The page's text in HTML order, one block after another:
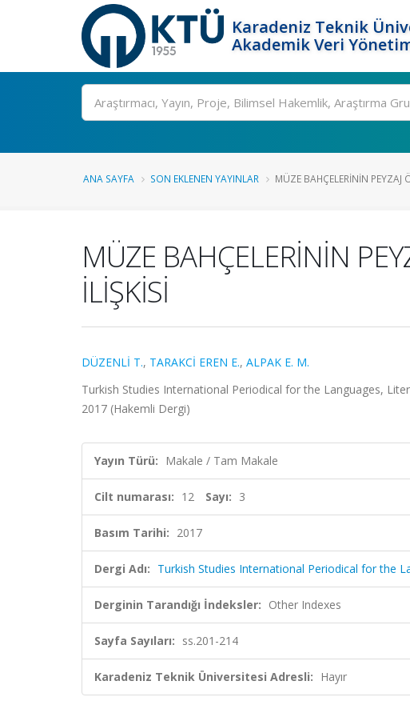
Karadeniz Teknik
Akademik Veri
Ara
ANA SAYFA SON EKLENEN YAYINLAR MÜZE BAHÇELERİNİN PEYZAJ
MÜZE BAHÇELERİNİN
İLİŞKİSİ
DÜZENLİ T., TARAKCİ EREN E., ALPAK E. M.
Turkish Studies International Periodical for the Languages,
2017 (Hakemli Dergi)
Yayın Türü: Makale / Tam Makale
Cilt numarası: 12 Sayı: 3
Basım Tarihi: 2017
Dergi Adı: Turkish Studies International Periodical for the
Derginin Tarandığı İndeksler: Other Indexes
Sayfa Sayıları: ss.201-214
Karadeniz Teknik Üniversitesi Adresli: Hayır